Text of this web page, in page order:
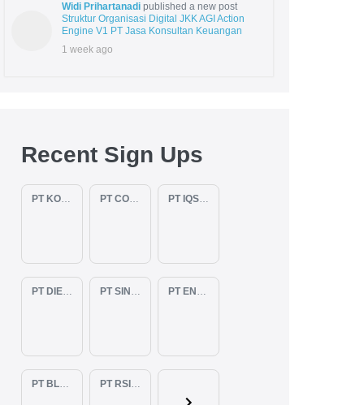
Widi Prihartanadipublished a new post
Struktur Organisasi Digital JKK AGI Action
Engine V1 PT Jasa Konsultan Keuangan
1 week ago
Recent Sign Ups
PT KOPKAR NAWAKARA PT COMECA INDONESIA PT IQSA FAJAR INDONESIA
PT DIENZEE PERKASA ABADI
PT BLUELIGHT CONTINENTAL ABADI PT RSIA BUNDA ARIF